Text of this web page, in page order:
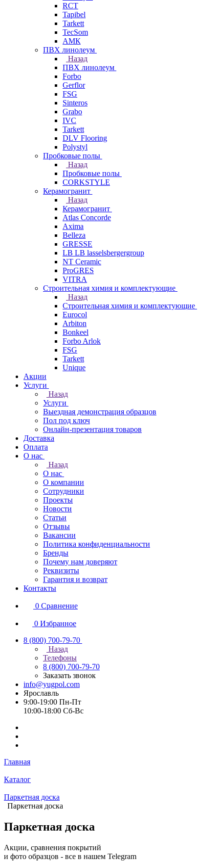
RCT
Tapibel
Tarkett
TecSom
АМК
ПВХ линолеум
Назад
ПВХ линолеум
Forbo
Gerflor
FSG
Sinteros
Grabo
IVC
Tarkett
DLV Flooring
Polystyl
Пробковые полы
Назад
Пробковые полы
CORKSTYLE
Керамогранит
Назад
Керамогранит
Atlas Concorde
Axima
Belleza
GRESSE
LB LB lasselsbergergroup
NT Ceramic
ProGRES
VITRA
Строительная химия и комплектующие
Назад
Строительная химия и комплектующие
Eurocol
Arbiton
Bonkeel
Forbo Arlok
FSG
Tarkett
Unique
Акции
Услуги
Назад
Услуги
Выездная демонстрация образцов
Пол под ключ
Онлайн-презентация товаров
Доставка
Оплата
О нас
Назад
О нас
О компании
Сотрудники
Проекты
Новости
Статьи
Отзывы
Вакансии
Политика конфиденциальности
Бренды
Почему нам доверяют
Реквизиты
Гарантия и возврат
Контакты
0 Сравнение
0 Избранное
8 (800) 700-79-70
Назад
Телефоны
8 (800) 700-79-70
Заказать звонок
info@yugpol.com
Ярославль
9:00-19:00 Пн-Пт
10:00-18:00 Cб-Вс
Главная
Каталог
Паркетная доска
Паркетная доска
Паркетная доска
Акции, сравнения покрытий
и фото образцов - все в нашем Telegram